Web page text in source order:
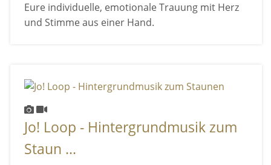
Eure individuelle, emotionale Trauung mit Herz
und Stimme aus einer Hand.
Jo! Loop - Hintergrundmusik zum
Staun ...